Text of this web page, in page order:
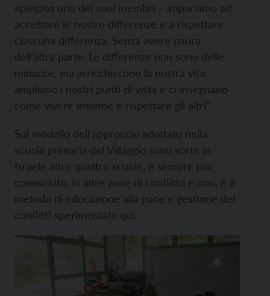
spiegato uno dei suoi membri – impariamo ad
accettare le nostre differenze e a rispettare
ciascuna differenza. Senza avere paura
dell’altra parte. Le differenze non sono delle
minacce, ma arricchiscono la nostra vita:
ampliano i nostri punti di vista e ci insegnano
come vivere insieme e rispettare gli altri”.
Sul modello dell'approccio adottato nella
scuola primaria del Villaggio sono sorte in
Israele altre quattro scuole, e sempre più
conosciuto, in altre zone di conflitto e non, è il
metodo di educazione alla pace e gestione dei
conflitti sperimentato qui.